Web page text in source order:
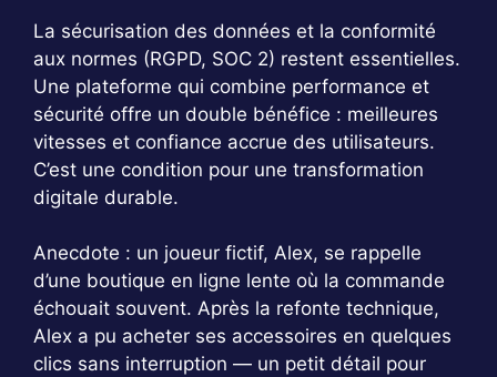
La sécurisation des données et la conformité
aux normes (RGPD, SOC 2) restent essentielles.
Une plateforme qui combine performance et
sécurité offre un double bénéfice : meilleures
vitesses et confiance accrue des utilisateurs.
C’est une condition pour une transformation
digitale durable.
Anecdote : un joueur fictif, Alex, se rappelle
d’une boutique en ligne lente où la commande
échouait souvent. Après la refonte technique,
Alex a pu acheter ses accessoires en quelques
clics sans interruption — un petit détail pour